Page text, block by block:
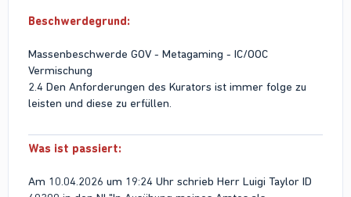
Beschwerdegrund:
Massenbeschwerde GOV - Metagaming - IC/OOC
Vermischung
2.4 Den Anforderungen des Kurators ist immer folge zu
leisten und diese zu erfüllen.
Was ist passiert:
Am 10.04.2026 um 19:24 Uhr schrieb Herr Luigi Taylor ID